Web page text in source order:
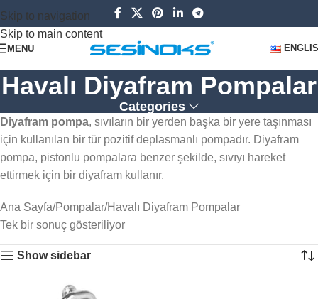
Skip to navigation
Skip to main content
MENU
Havalı Diyafram Pompalar
Categories
Diyafram pompa, sıvıların bir yerden başka bir yere taşınması
için kullanılan bir tür pozitif deplasmanlı pompadır. Diyafram
pompa, pistonlu pompalara benzer şekilde, sıvıyı hareket
ettirmek için bir diyafram kullanır.
Ana Sayfa Pompalar Havalı Diyafram Pompalar
Tek bir sonuç gösteriliyor
Show sidebar